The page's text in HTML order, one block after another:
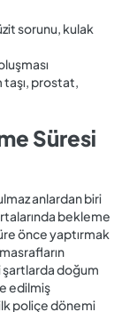
sorunu, kulak
taşı, prostat,
Süresi
anlardan biri
bekleme
önce yaptırmak
şartlarda doğum
edilmiş
poliçe dönemi